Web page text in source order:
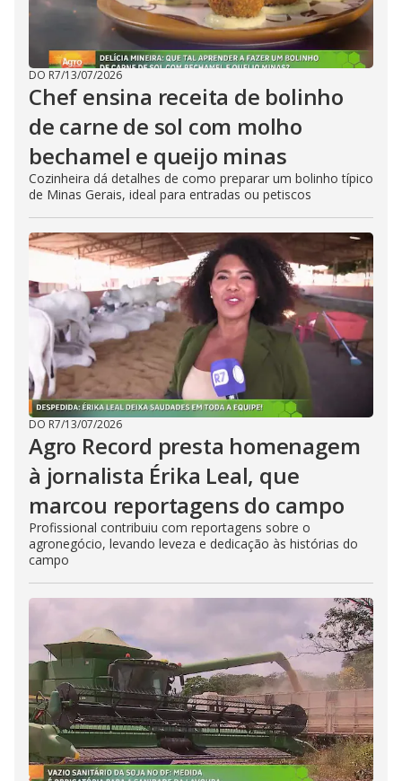
DO R7/13/07/2026
Chef ensina receita de bolinho
de carne de sol com molho
bechamel e queijo minas
Cozinheira dá detalhes de como preparar um bolinho típico
de Minas Gerais, ideal para entradas ou petiscos
DO R7/13/07/2026
Agro Record presta homenagem
à jornalista Érika Leal, que
marcou reportagens do campo
Profissional contribuiu com reportagens sobre o
agronegócio, levando leveza e dedicação às histórias do
campo